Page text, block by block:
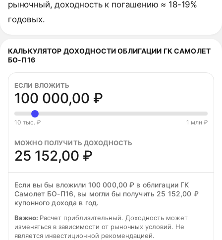
рыночный, доходность к погашению ≈ 18-19%
годовых.
КАЛЬКУЛЯТОР ДОХОДНОСТИ ОБЛИГАЦИИ ГК САМОЛЕТ
БО-П16
ЕСЛИ ВЛОЖИТЬ
100 000,00 ₽
10 тыс. ₽ 1 млн ₽
МОЖНО ПОЛУЧИТЬ ДОХОДНОСТЬ
25 152,00 ₽
Если вы бы вложили 100 000,00 ₽ в облигации ГК
Самолет БО-П16, вы могли бы получить 25 152,00 ₽
купонного дохода в год.
Важно: Расчет приблизительный. Доходность может
изменяться в зависимости от рыночных условий. Не
является инвестиционной рекомендацией.